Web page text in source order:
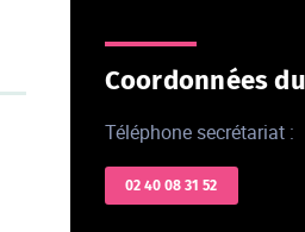
Coordonnées
Téléphone secrétariat :
02 40 08 31 52